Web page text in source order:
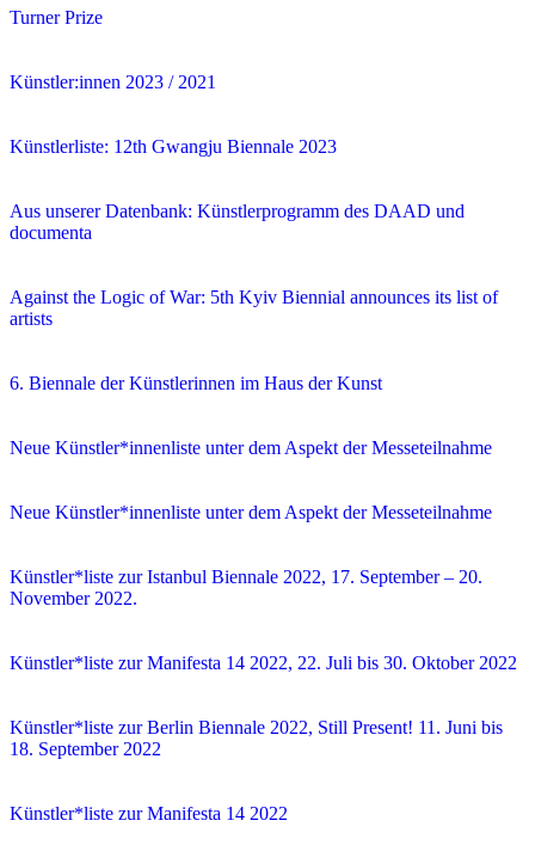
Turner Prize
Künstler:innen 2023 / 2021
Künstlerliste: 12th Gwangju Biennale 2023
Aus unserer Datenbank: Künstlerprogramm des DAAD und
documenta
Against the Logic of War: 5th Kyiv Biennial announces its list of
artists
6. Biennale der Künstlerinnen im Haus der Kunst
Neue Künstler*innenliste unter dem Aspekt der Messeteilnahme
Neue Künstler*innenliste unter dem Aspekt der Messeteilnahme
Künstler*liste zur Istanbul Biennale 2022, 17. September – 20.
November 2022.
Künstler*liste zur Manifesta 14 2022, 22. Juli bis 30. Oktober 2022
Künstler*liste zur Berlin Biennale 2022, Still Present! 11. Juni bis
18. September 2022
Künstler*liste zur Manifesta 14 2022